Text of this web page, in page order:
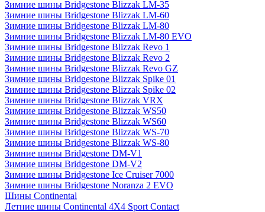
Зимние шины Bridgestone Blizzak LM-35
Зимние шины Bridgestone Blizzak LM-60
Зимние шины Bridgestone Blizzak LM-80
Зимние шины Bridgestone Blizzak LM-80 EVO
Зимние шины Bridgestone Blizzak Revo 1
Зимние шины Bridgestone Blizzak Revo 2
Зимние шины Bridgestone Blizzak Revo GZ
Зимние шины Bridgestone Blizzak Spike 01
Зимние шины Bridgestone Blizzak Spike 02
Зимние шины Bridgestone Blizzak VRX
Зимние шины Bridgestone Blizzak WS50
Зимние шины Bridgestone Blizzak WS60
Зимние шины Bridgestone Blizzak WS-70
Зимние шины Bridgestone Blizzak WS-80
Зимние шины Bridgestone DM-V1
Зимние шины Bridgestone DM-V2
Зимние шины Bridgestone Ice Cruiser 7000
Зимние шины Bridgestone Noranza 2 EVO
Шины Continental
Летние шины Continental 4X4 Sport Contact